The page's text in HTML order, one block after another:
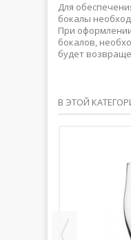
Для
бокалы
При
бокалов,
будет
В ЭТОЙ